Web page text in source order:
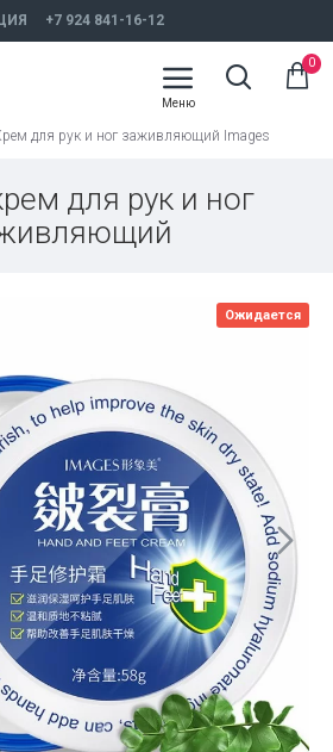
+7 924 841-16-12
0
для рук и ног заживляющий Images
для рук и ног
Ожидается